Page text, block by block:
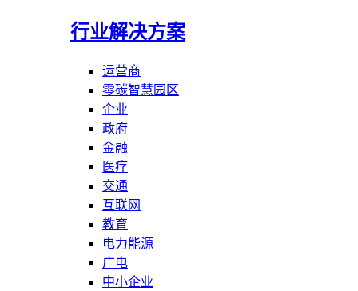
行业解决方案
运营商
零碳智慧园区
企业
政府
金融
医疗
交通
互联网
教育
电力能源
广电
中小企业